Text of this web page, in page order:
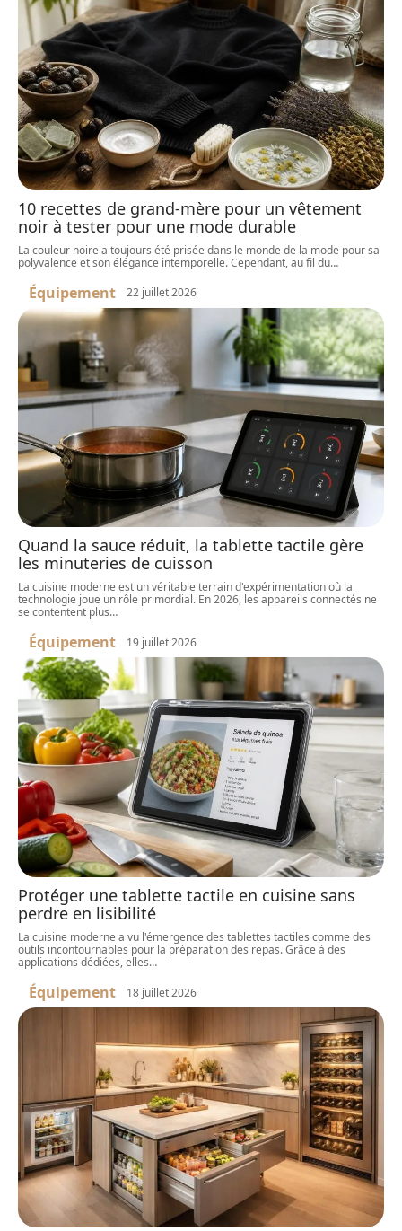
10 recettes de grand-mère pour un vêtement
noir à tester pour une mode durable
La couleur noire a toujours été prisée dans le monde de la mode pour sa
polyvalence et son élégance intemporelle. Cependant, au fil du…
Équipement 22 juillet 2026
Quand la sauce réduit, la tablette tactile gère
les minuteries de cuisson
La cuisine moderne est un véritable terrain d'expérimentation où la
technologie joue un rôle primordial. En 2026, les appareils connectés ne
se contentent plus…
Équipement 19 juillet 2026
Protéger une tablette tactile en cuisine sans
perdre en lisibilité
La cuisine moderne a vu l'émergence des tablettes tactiles comme des
outils incontournables pour la préparation des repas. Grâce à des
applications dédiées, elles…
Équipement 18 juillet 2026